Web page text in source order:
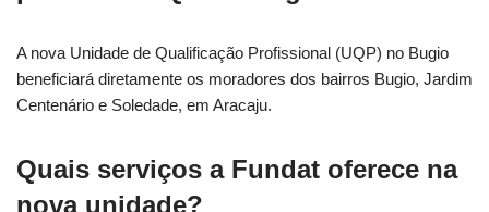
A nova Unidade de Qualificação Profissional (UQP) no Bugio
beneficiará diretamente os moradores dos bairros Bugio, Jardim
Centenário e Soledade, em Aracaju.
Quais serviços a Fundat oferece na
nova unidade?